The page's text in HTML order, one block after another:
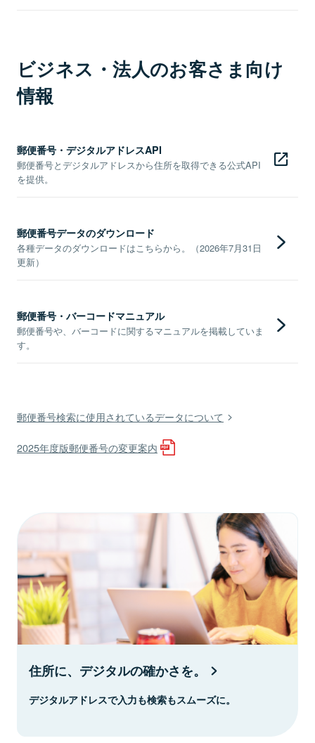
ビジネス・法人のお客さま向け
情報
郵便番号・デジタルアドレスAPI
郵便番号とデジタルアドレスから住所を取得できる公式API
を提供。
郵便番号データのダウンロード
各種データのダウンロードはこちらから。（2026年7月31日
更新）
郵便番号・バーコードマニュアル
郵便番号や、バーコードに関するマニュアルを掲載していま
す。
郵便番号検索に使用されているデータについて
2025年度版郵便番号の変更案内
住所に、デジタルの確かさを。
デジタルアドレスで入力も検索もスムーズに。